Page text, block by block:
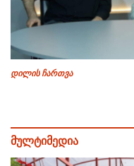
დილის ჩართვა
მულტიმედია